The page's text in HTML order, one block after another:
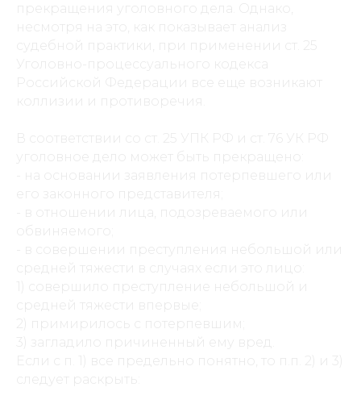
прекращения уголовного дела. Однако,
несмотря на это, как показывает анализ
судебной практики, при применении ст. 25
Уголовно-процессуального кодекса
Российской Федерации все еще возникают
коллизии и противоречия.
В соответствии со ст. 25 УПК РФ и ст. 76 УК РФ
уголовное дело может быть прекращено:
- на основании заявления потерпевшего или
его законного представителя;
- в отношении лица, подозреваемого или
обвиняемого;
- в совершении преступления небольшой или
средней тяжести в случаях если это лицо:
1) совершило преступление небольшой и
средней тяжести впервые;
2) примирилось с потерпевшим;
3) загладило причиненный ему вред.
Если с п. 1) все предельно понятно, то п.п. 2) и 3)
следует раскрыть: